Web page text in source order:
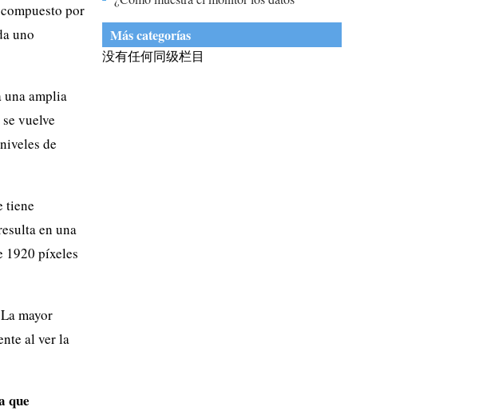
por
uno
amplia
vuelve
de
tiene
en una
1920 píxeles
mayor
al ver la
que
procesados ​​de la CPU?
Más categorías
没有任何同级栏目